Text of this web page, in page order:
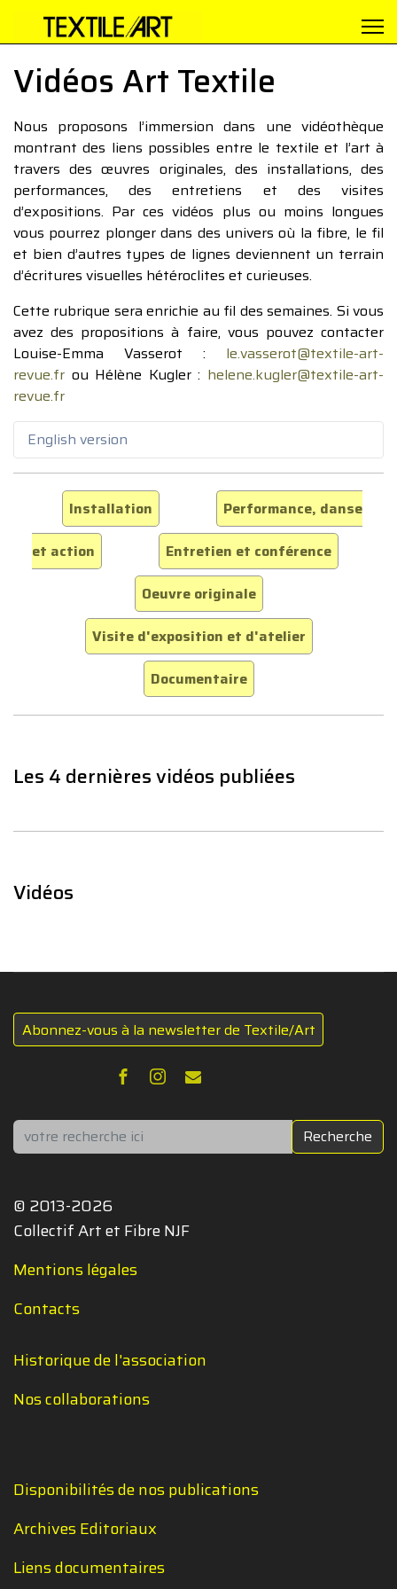
Vidéos Art Textile
Nous proposons l’immersion dans une vidéothèque
montrant des liens possibles entre le textile et l’art à
travers des œuvres originales, des installations, des
performances, des entretiens et des visites
d’expositions. Par ces vidéos plus ou moins longues
vous pourrez plonger dans des univers où la fibre, le fil
et bien d’autres types de lignes deviennent un terrain
d’écritures visuelles hétéroclites et curieuses.
Cette rubrique sera enrichie au fil des semaines. Si vous
avez des propositions à faire, vous pouvez contacter
Louise-Emma Vasserot : le.vasserot@textile-art-
revue.fr ou Hélène Kugler : helene.kugler@textile-art-
revue.fr
English version
Installation
Performance, danse
et action
Entretien et conférence
Oeuvre originale
Visite d'exposition et d'atelier
Documentaire
Les 4 dernières vidéos publiées
Vidéos
Abonnez-vous à la newsletter de Textile/Art
Rechercher Recherche
© 2013-2026
Collectif Art et Fibre NJF
Mentions légales
Contacts
Historique de l'association
Nos collaborations
Disponibilités de nos publications
Archives Editoriaux
Liens documentaires